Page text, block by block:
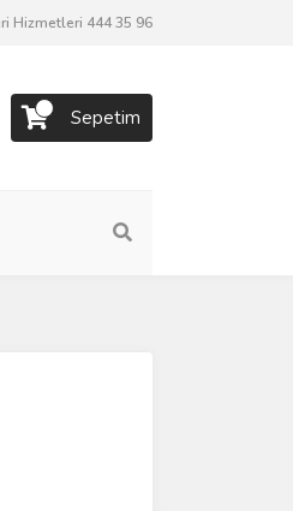
Hizmetleri 444 35 96
Sepetim